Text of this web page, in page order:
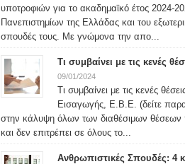
υποτροφιών για το ακαδημαϊκό έτος 2024-
Πανεπιστημίων της Ελλάδας και του
σπουδές τους. Με γνώμονα την απο...
Τι συμβαίνει με τις κενές
09/01/2024
Τι συμβαίνει με τις κενές
Εισαγωγής, Ε.Β.Ε. (δείτε
στην κάλυψη όλων των διαθέσιμων
και δεν επιτρέπει σε όλους το...
Ανθρωπιστικές Σπουδές: 4